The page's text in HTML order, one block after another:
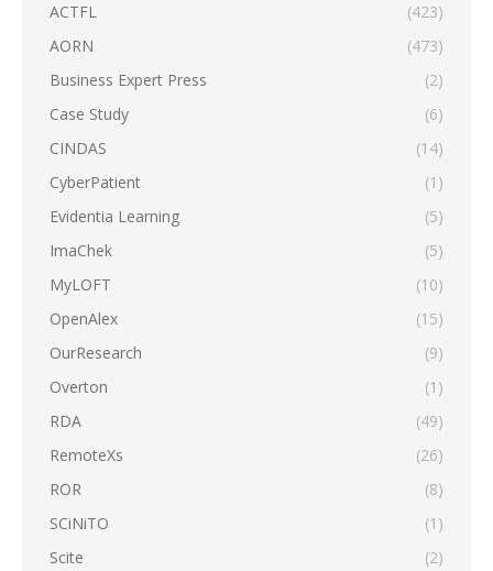
ACTFL
(423)
AORN
(473)
Business Expert Press
(2)
Case Study
(6)
CINDAS
(14)
CyberPatient
(1)
Evidentia Learning
(5)
ImaChek
(5)
MyLOFT
(10)
OpenAlex
(15)
OurResearch
(9)
Overton
(1)
RDA
(49)
RemoteXs
(26)
ROR
(8)
SCiNiTO
(1)
Scite
(2)